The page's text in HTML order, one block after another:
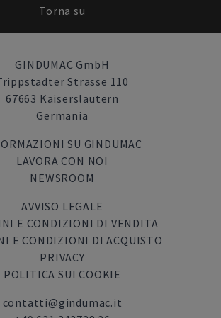
Torna su
GINDUMAC GmbH
Strasse 110
67663 Kaiserslautern
Germania
SU GINDUMAC
LAVORA CON NOI
NEWSROOM
AVVISO LEGALE
E CONDIZIONI DI VENDITA
E CONDIZIONI DI ACQUISTO
PRIVACY
POLITICA SUI COOKIE
contatti@gindumac.it